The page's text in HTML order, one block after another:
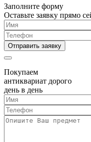
Заполните форму
Оставьте заявку прямо
Покупаем
антиквариат дорого
день в день